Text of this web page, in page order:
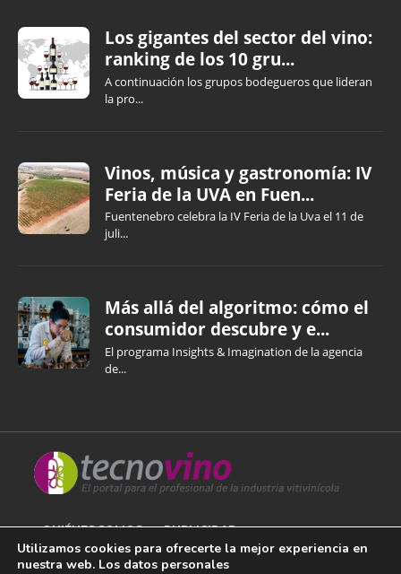
Los gigantes del sector del vino:
ranking de los 10 gru...
A continuación los grupos bodegueros que lideran
la pro...
Vinos, música y gastronomía: IV
Feria de la UVA en Fuen...
Fuentenebro celebra la IV Feria de la Uva el 11 de
juli...
Más allá del algoritmo: cómo el
consumidor descubre y e...
El programa Insights & Imagination de la agencia
de...
QUIÉNES SOMOS PUBLICIDAD
AVISO LEGAL
Utilizamos cookies para ofrecerte la mejor experiencia en
nuestra web. Los datos personales